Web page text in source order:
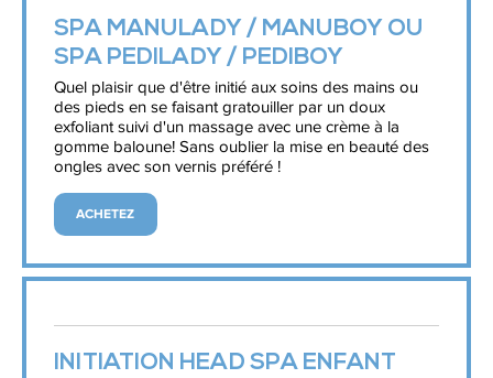
SPA MANULADY / MANUBOY OU
SPA PEDILADY / PEDIBOY
Quel plaisir que d'être initié aux soins des mains ou
des pieds en se faisant gratouiller par un doux
exfoliant suivi d'un massage avec une crème à la
gomme baloune! Sans oublier la mise en beauté des
ongles avec son vernis préféré !
ACHETEZ
INITIATION HEAD SPA ENFANT